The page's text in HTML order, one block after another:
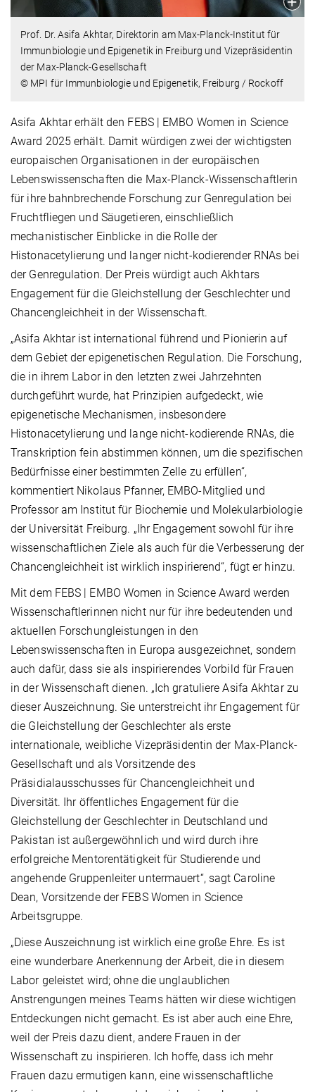
Prof. Dr. Asifa Akhtar, Direktorin am Max-Planck-Institut für
Immunbiologie und Epigenetik in Freiburg und Vizepräsidentin
der Max-Planck-Gesellschaft
© MPI für Immunbiologie und Epigenetik, Freiburg / Rockoff
Asifa Akhtar erhält den FEBS | EMBO Women in Science
Award 2025 erhält. Damit würdigen zwei der wichtigsten
europaischen Organisationen in der europäischen
Lebenswissenschaften die Max-Planck-Wissenschaftlerin
für ihre bahnbrechende Forschung zur Genregulation bei
Fruchtfliegen und Säugetieren, einschließlich
mechanistischer Einblicke in die Rolle der
Histonacetylierung und langer nicht-kodierender RNAs bei
der Genregulation. Der Preis würdigt auch Akhtars
Engagement für die Gleichstellung der Geschlechter und
Chancengleichheit in der Wissenschaft.
„Asifa Akhtar ist international führend und Pionierin auf
dem Gebiet der epigenetischen Regulation. Die Forschung,
die in ihrem Labor in den letzten zwei Jahrzehnten
durchgeführt wurde, hat Prinzipien aufgedeckt, wie
epigenetische Mechanismen, insbesondere
Histonacetylierung und lange nicht-kodierende RNAs, die
Transkription fein abstimmen können, um die spezifischen
Bedürfnisse einer bestimmten Zelle zu erfüllen“,
kommentiert Nikolaus Pfanner, EMBO-Mitglied und
Professor am Institut für Biochemie und Molekularbiologie
der Universität Freiburg. „Ihr Engagement sowohl für ihre
wissenschaftlichen Ziele als auch für die Verbesserung der
Chancengleichheit ist wirklich inspirierend“, fügt er hinzu.
Mit dem FEBS | EMBO Women in Science Award werden
Wissenschaftlerinnen nicht nur für ihre bedeutenden und
aktuellen Forschungleistungen in den
Lebenswissenschaften in Europa ausgezeichnet, sondern
auch dafür, dass sie als inspirierendes Vorbild für Frauen
in der Wissenschaft dienen. „Ich gratuliere Asifa Akhtar zu
dieser Auszeichnung. Sie unterstreicht ihr Engagement für
die Gleichstellung der Geschlechter als erste
internationale, weibliche Vizepräsidentin der Max-Planck-
Gesellschaft und als Vorsitzende des
Präsidialausschusses für Chancengleichheit und
Diversität. Ihr öffentliches Engagement für die
Gleichstellung der Geschlechter in Deutschland und
Pakistan ist außergewöhnlich und wird durch ihre
erfolgreiche Mentorentätigkeit für Studierende und
angehende Gruppenleiter untermauert“, sagt Caroline
Dean, Vorsitzende der FEBS Women in Science
Arbeitsgruppe.
„Diese Auszeichnung ist wirklich eine große Ehre. Es ist
eine wunderbare Anerkennung der Arbeit, die in diesem
Labor geleistet wird; ohne die unglaublichen
Anstrengungen meines Teams hätten wir diese wichtigen
Entdeckungen nicht gemacht. Es ist aber auch eine Ehre,
weil der Preis dazu dient, andere Frauen in der
Wissenschaft zu inspirieren. Ich hoffe, dass ich mehr
Frauen dazu ermutigen kann, eine wissenschaftliche